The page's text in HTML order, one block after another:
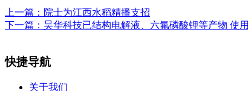
上一篇： 院士为江西水稻精播支招
下一篇： 昊华科技已结构电解液、六氟磷酸锂等产物 使用
快捷导航
关于我们